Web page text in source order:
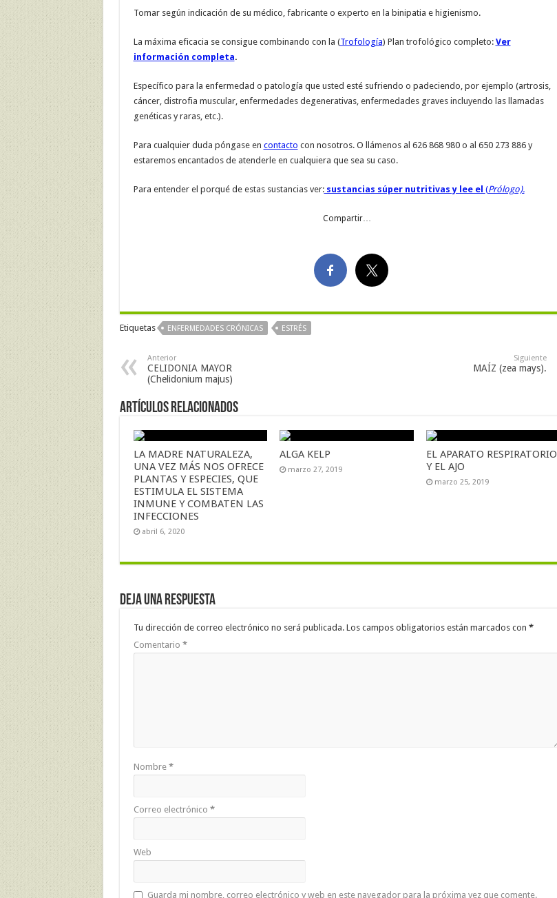
Tomar según indicación de su médico, fabricante o experto en la binipatia e higienismo.
La máxima eficacia se consigue combinando con la (Trofología) Plan trofológico completo: Ver
información completa.
Específico para la enfermedad o patología que usted esté sufriendo o padeciendo, por ejemplo (artrosis,
cáncer, distrofia muscular, enfermedades degenerativas, enfermedades graves incluyendo las llamadas
genéticas y raras, etc.).
Para cualquier duda póngase en contacto con nosotros. O llámenos al 626 868 980 o al 650 273 886 y
estaremos encantados de atenderle en cualquiera que sea su caso.
Para entender el porqué de estas sustancias ver:sustancias súper nutritivas y lee el (Prólogo).
Compartir…
Etiquetas ENFERMEDADES CRÓNICAS ESTRÉS
Anterior
CELIDONIA MAYOR
(Chelidonium majus)
Siguiente
MAÍZ (zea mays).
Artículos Relacionados
LA MADRE NATURALEZA,
UNA VEZ MÁS NOS OFRECE
PLANTAS Y ESPECIES, QUE
ESTIMULA EL SISTEMA
INMUNE Y COMBATEN LAS
INFECCIONES
abril 6, 2020
ALGA KELP
marzo 27, 2019
EL APARATO RESPIRATORIO
Y EL AJO
marzo 25, 2019
Deja una respuesta
Tu dirección de correo electrónico no será publicada. Los campos obligatorios están marcados con *
Comentario *
Nombre *
Correo electrónico *
Web
Guarda mi nombre, correo electrónico y web en este navegador para la próxima vez que comente.